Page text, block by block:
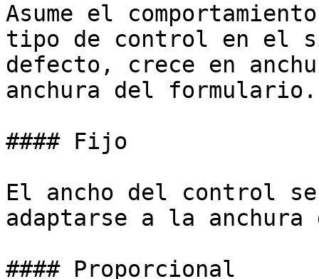
Asume el
tipo de control en el
defecto, crece en
anchura del formulario.
#### Fijo
El ancho del control
adaptarse a la
#### Proporcional